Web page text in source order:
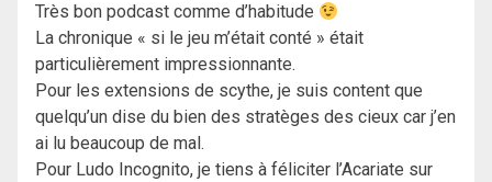
Très bon podcast comme d’habitude
La chronique « si le jeu m’était conté » était
particulièrement impressionnante.
Pour les extensions de scythe, je suis content que
quelqu’un dise du bien des stratèges des cieux car j’en
ai lu beaucoup de mal.
Pour Ludo Incognito, je tiens à féliciter l’Acariate sur